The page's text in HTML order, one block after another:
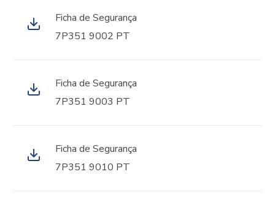
Ficha de Segurança
7P351 9002 PT
Ficha de Segurança
7P351 9003 PT
Ficha de Segurança
7P351 9010 PT